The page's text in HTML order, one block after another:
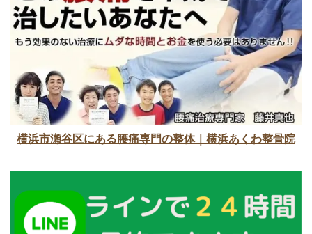
横浜市瀬谷区にある腰痛専門の整体｜横浜あくわ整骨院